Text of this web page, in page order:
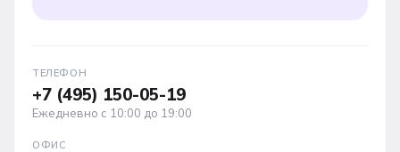
ТЕЛЕФОН
+7 (495) 150-05-19
Ежедневно с 10:00 до 19:00
ОФИС